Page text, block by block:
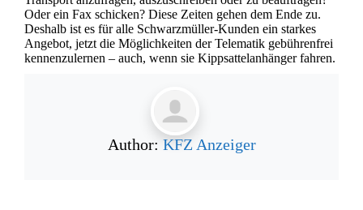
Oder ein Fax schicken? Diese Zeiten gehen dem Ende zu.
Deshalb ist es für alle Schwarzmüller-Kunden ein starkes
Angebot, jetzt die Möglichkeiten der Telematik gebührenfrei
kennenzulernen – auch, wenn sie Kippsattelanhänger fahren.
Author: KFZ Anzeiger